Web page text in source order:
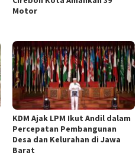
Motor
KDM Ajak LPM Ikut Andil dalam
Percepatan Pembangunan
Desa dan Kelurahan di Jawa
Barat